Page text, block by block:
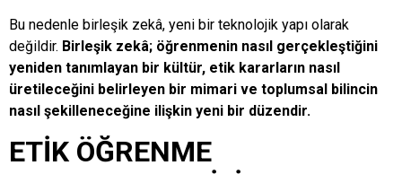
Bu nedenle birleşik zekâ, yeni bir teknolojik yapı olarak
değildir. Birleşik zekâ; öğrenmenin nasıl gerçekleştiğini
yeniden tanımlayan bir kültür, etik kararların nasıl
üretileceğini belirleyen bir mimari ve toplumsal bilincin
nasıl şekilleneceğine ilişkin yeni bir düzendir.
ETİK ÖĞRENME